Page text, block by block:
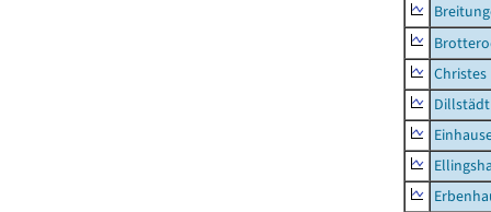
Christes
Dillstädt